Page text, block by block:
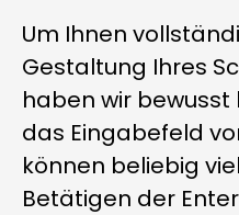
Um Ihnen
Gestaltung Ihres
haben wir bewusst
das Eingabefeld
können beliebig
Betätigen der